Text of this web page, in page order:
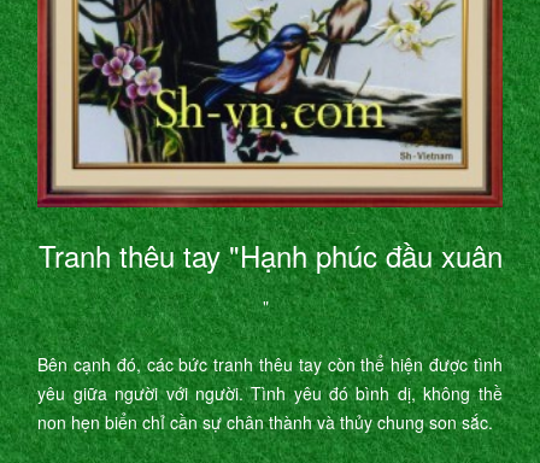
Tranh thêu tay "Hạnh phúc đầu xuân
"
Bên cạnh đó, các bức tranh thêu tay còn thể hiện được tình
yêu giữa người với người. Tình yêu đó bình dị, không thề
non hẹn biển chỉ cần sự chân thành và thủy chung son sắc.